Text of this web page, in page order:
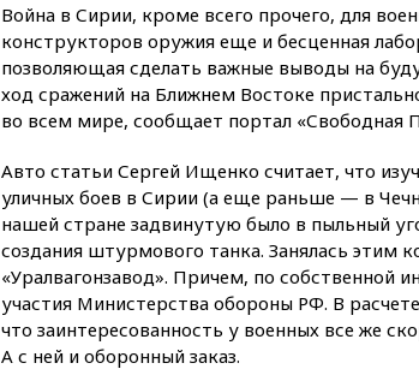
Война в Сирии, кроме всего прочего, для
конструкторов оружия еще и бесценная
позволяющая сделать важные выводы на
ход сражений на Ближнем Востоке
во всем мире, сообщает портал «Свободная
Авто статьи Сергей Ищенко считает, что
уличных боев в Сирии (а еще раньше — в
нашей стране задвинутую было в пыльный
создания штурмового танка. Занялась этим
«Уралвагонзавод». Причем, по собственной
участия Министерства обороны РФ. В
что заинтересованность у военных все же
А с ней и оборонный заказ.